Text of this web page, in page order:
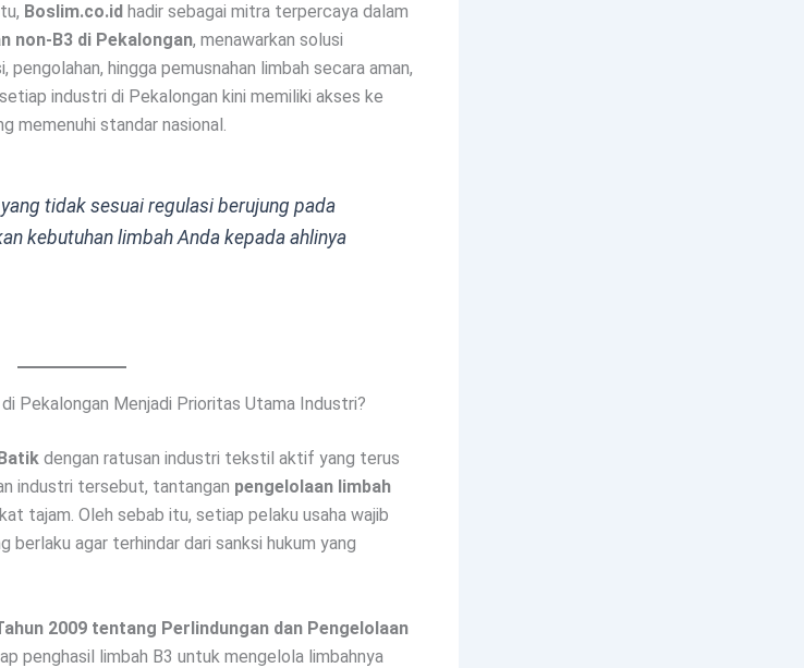
Boslim.co.id hadir sebagai mitra terpercaya dalam
non-B3 di Pekalongan, menawarkan solusi
hingga pemusnahan limbah secara aman,
industri di Pekalongan kini memiliki akses ke
memenuhi standar nasional.
tidak sesuai regulasi berujung pada
kebutuhan limbah Anda kepada ahlinya
Pekalongan Menjadi Prioritas Utama Industri?
dengan ratusan industri tekstil aktif yang terus
industri tersebut, tantangan pengelolaan limbah
tajam. Oleh sebab itu, setiap pelaku usaha wajib
berlaku agar terhindar dari sanksi hukum yang
2009 tentang Perlindungan dan Pengelolaan
penghasil limbah B3 untuk mengelola limbahnya